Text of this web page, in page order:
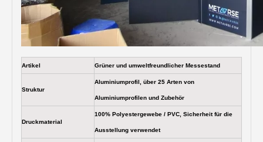
Artikel Grüner und umweltfreundlicher Messestand
Struktur
Aluminiumprofil, über 25 Arten von
Aluminiumprofilen und Zubehör
Druckmaterial
100% Polyestergewebe / PVC, Sicherheit für die
Ausstellung verwendet